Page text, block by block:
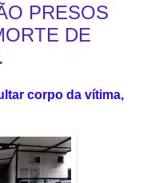
PRESOS
DE
corpo da vítima,